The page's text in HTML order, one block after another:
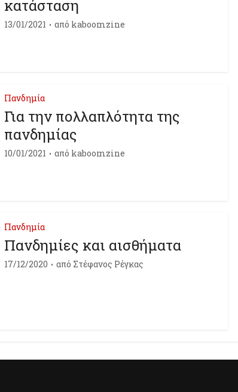
κατάσταση
13/01/2021 από kaboomzine
Πανδημία
Για την πολλαπλότητα της
πανδημίας
10/01/2021 από kaboomzine
Πανδημία
Πανδημίες και αισθήματα
17/12/2020 από Στέφανος Ρέγκας